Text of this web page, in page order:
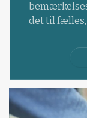
det til fælles,